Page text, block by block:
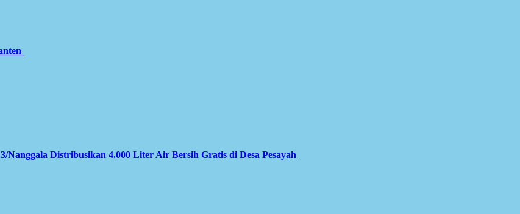
Nanggala Distribusikan 4.000 Liter Air Bersih Gratis di Desa Pesayah